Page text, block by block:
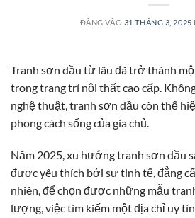
ĐĂNG VÀO 31 THÁNG 3, 2025
Tranh sơn dầu từ lâu đã trở thành
trong trang trí nội thất cao cấp.
nghệ thuật, tranh sơn dầu còn thể
phong cách sống của gia chủ.
Năm 2025, xu hướng tranh sơn dầu
được yêu thích bởi sự tinh tế, đẳng
nhiên, để chọn được những mẫu
lượng, việc tìm kiếm một địa chỉ uy